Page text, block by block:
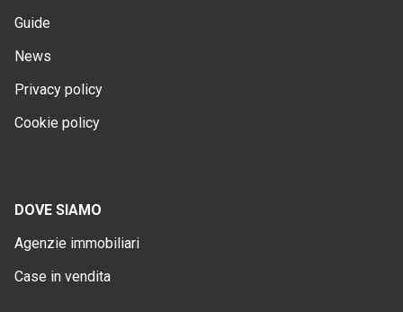
Guide
News
Privacy policy
Cookie policy
DOVE SIAMO
Agenzie immobiliari
Case in vendita